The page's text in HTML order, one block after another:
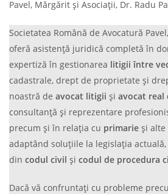
Pavel, Mărgărit și Asociații, Dr. Radu
Societatea Română de Avocatură
oferă asistență juridică completă în
expertiză în gestionarea litigii între
cadastrale, drept de proprietate și
noastră de avocat litigii și avocat real
consultanță și reprezentare
precum și în relația cu primarie și
adaptând soluțiile la legislația
din codul civil și codul de procedura
Dacă vă confruntați cu probleme